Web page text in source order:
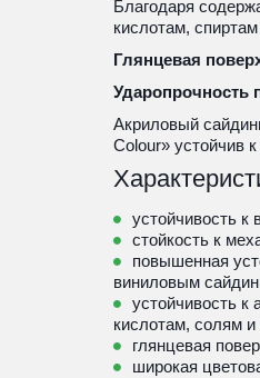
Благодаря
кислотам,
Глянцевая
Ударопрочность
Акриловый
Colour» устойчив
устойчивость к
стойкость к
повышенная
виниловым
устойчивость
кислотам, солям и
глянцевая
широкая